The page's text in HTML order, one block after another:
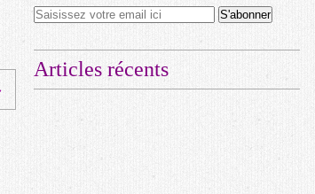
Articles récents